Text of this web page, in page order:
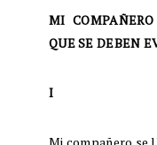
MI
QUE SE DEBEN
I